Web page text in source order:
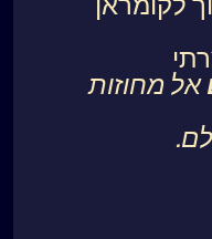
אל מחוזות